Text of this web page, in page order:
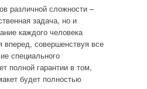
различной сложности –
задача, но и
каждого человека
вперед, совершенствуя все
специального
полной гарантии в том,
будет полностью